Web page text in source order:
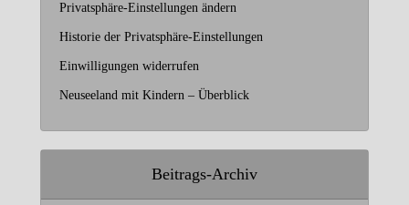
Privatsphäre-Einstellungen ändern
Historie der Privatsphäre-Einstellungen
Einwilligungen widerrufen
Neuseeland mit Kindern – Überblick
Beitrags-Archiv